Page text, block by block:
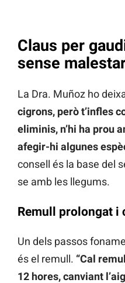
Claus per
sense
La Dra. Muñoz ho
cigrons, però t’infles
eliminis, n’hi ha prou
afegir-hi algunes
consell és la base del
se amb les llegums.
Remull prolongat i
Un dels passos
és el remull. “Cal
12 hores, canviant